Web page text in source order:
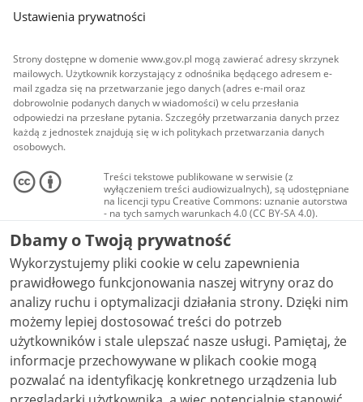
Ustawienia prywatności
Strony dostępne w domenie www.gov.pl mogą zawierać adresy skrzynek
mailowych. Użytkownik korzystający z odnośnika będącego adresem e-
mail zgadza się na przetwarzanie jego danych (adres e-mail oraz
dobrowolnie podanych danych w wiadomości) w celu przesłania
odpowiedzi na przesłane pytania. Szczegóły przetwarzania danych przez
każdą z jednostek znajdują się w ich politykach przetwarzania danych
osobowych.
Treści tekstowe publikowane w serwisie (z
wyłączeniem treści audiowizualnych), są udostępniane
na licencji typu Creative Commons: uznanie autorstwa
- na tych samych warunkach 4.0 (CC BY-SA 4.0).
Materiały audiowizualne, w tym zdjęcia, materiały
audio i wideo, są udostępniane na licencji typu
Creative Commons: uznanie autorstwa użycie
niekomercyjne - bez utworów zależnych 4.0 (CC BY-
NC-ND 4.0), o ile nie jest to stwierdzone inaczej.
Dbamy o Twoją prywatność
Wykorzystujemy pliki cookie w celu zapewnienia
prawidłowego funkcjonowania naszej witryny oraz do
analizy ruchu i optymalizacji działania strony. Dzięki nim
możemy lepiej dostosować treści do potrzeb
użytkowników i stale ulepszać nasze usługi. Pamiętaj, że
informacje przechowywane w plikach cookie mogą
pozwalać na identyfikację konkretnego urządzenia lub